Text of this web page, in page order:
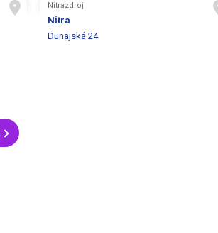
Nitrazdroj
Nitra
Dunajská 24